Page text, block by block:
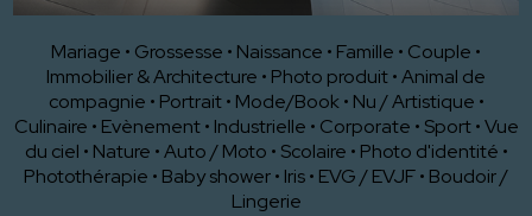
Mariage • Grossesse • Naissance • Famille • Couple •
Immobilier & Architecture • Photo produit•Animal de
compagnie • Portrait • Mode/Book • Nu / Artistique •
Culinaire • Evènement • Industrielle • Corporate • Sport •Vue
du ciel • Nature •Auto / Moto • Scolaire • Photo d'identité •
Photothérapie • Baby shower• Iris• EVG / EVJF• Boudoir /
Lingerie